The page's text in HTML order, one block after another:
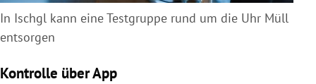
In Ischgl kann eine Testgruppe rund um die Uhr Müll
entsorgen
Kontrolle über App